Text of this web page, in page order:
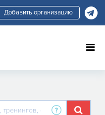
Добавить организацию